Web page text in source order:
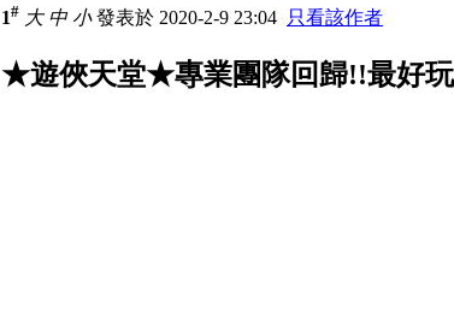
1# 大 中 小發表於 2020-2-9 23:04 只看該作者
★遊俠天堂★專業團隊回歸!!最好玩